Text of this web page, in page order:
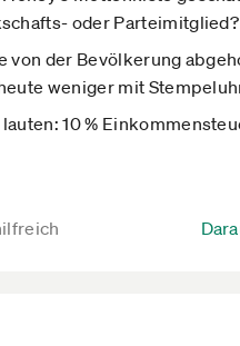
oder Parteimitglied?
von der Bevölkerung
weniger mit
10 %